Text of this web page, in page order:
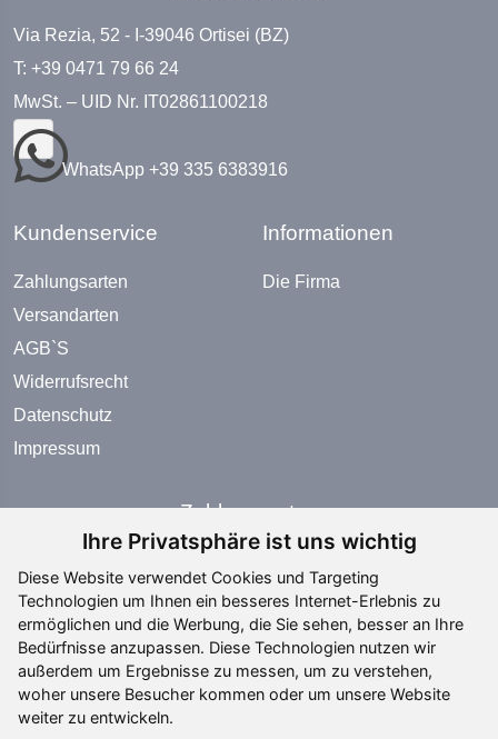
Ihre Privatsphäre ist uns wichtig
Diese Website verwendet Cookies und Targeting
Technologien um Ihnen ein besseres Internet-Erlebnis zu
ermöglichen und die Werbung, die Sie sehen, besser an Ihre
Bedürfnisse anzupassen. Diese Technologien nutzen wir
außerdem um Ergebnisse zu messen, um zu verstehen,
woher unsere Besucher kommen oder um unsere Website
weiter zu entwickeln.
Via Rezia, 52 - I-39046 Ortisei (BZ)
T: +39 0471 79 66 24
MwSt. – UID Nr. IT02861100218
WhatsApp +39 335 6383916
Kundenservice
Zahlungsarten
Versandarten
AGB`S
Widerrufsrecht
Datenschutz
Impressum
Informationen
Die Firma
Zahlungsarten
Social Media